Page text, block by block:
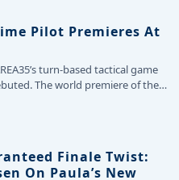
Pilot Premieres At
turn-based tactical game
The world premiere of the…
Finale Twist:
On Paula’s New